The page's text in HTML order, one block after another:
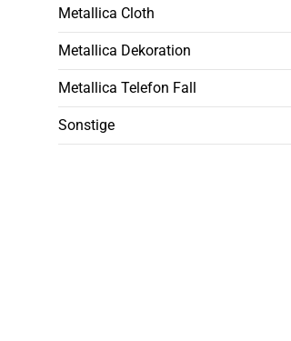
Metallica Cloth
Metallica Dekoration
Metallica Telefon Fall
Sonstige